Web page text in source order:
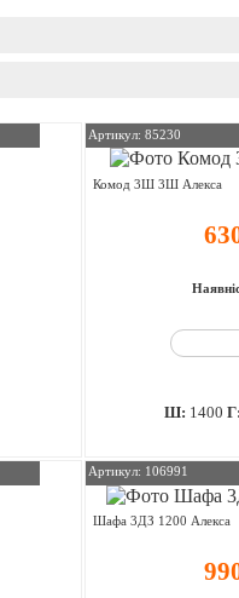
Артикул: 85230
Комод 3Ш 3Ш Алекса
Ш: 1400 Г:
Артикул: 106991
Шафа 3ДЗ 1200 Алекса